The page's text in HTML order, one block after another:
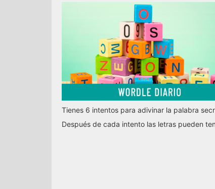
Tienes 6 intentos para adivinar la palabra
Después de cada intento las letras pueden